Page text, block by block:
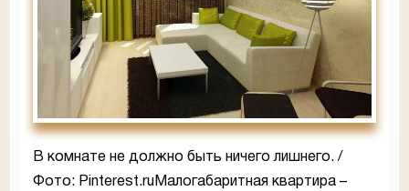
В комнате не должно быть ничего лишнего. /
Фото: Pinterest.ruМалогабаритная квартира –